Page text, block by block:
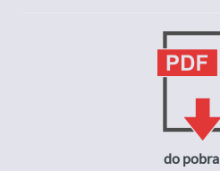
do